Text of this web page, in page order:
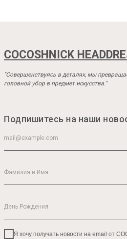
"Совершенствуясь в деталях, мы
головной убор в предмет искусства."
COCOSHNICK
Я хочу получать новости на email от
Подпишитесь на наши